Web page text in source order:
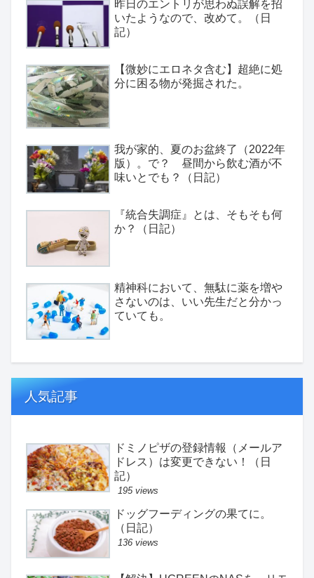
昨日のエントリが思わぬ誤解を招
いたようなので、改めて。（日
記）
【微妙にエロネタ含む】超絶に処
分に困る物が発掘された。
我が家的、夏のお盆終了（2022年
版）。で？ 昼間から飲む酒が不
味いとでも？（日記）
『統合失調症』とは、そもそも何
か？（日記）
精神科において、無駄に薬を増や
さないのは、いい先生だと分かっ
ていても。
人気記事
ドミノピザの登録情報（メールア
ドレス）は変更できない！（日
記）
195 views
ドッグフーディングの果てに。
（日記）
136 views